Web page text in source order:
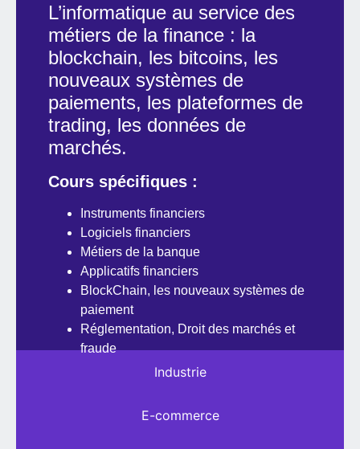
Industrie
E-commerce
L’informatique au service des
métiers de la finance : la
blockchain, les bitcoins, les
nouveaux systèmes de
paiements, les plateformes de
trading, les données de
marchés.
Cours spécifiques :
Instruments financiers
Logiciels financiers
Métiers de la banque
Applicatifs financiers
BlockChain, les nouveaux systèmes de
paiement
Réglementation, Droit des marchés et
fraude